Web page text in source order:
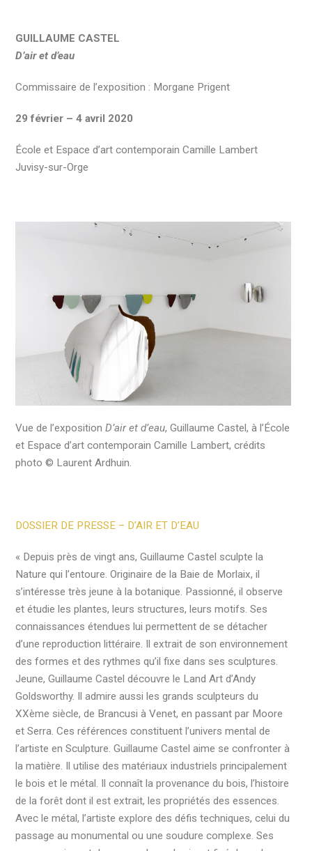
GUILLAUME CASTEL
D’air et d’eau
Commissaire de l’exposition : Morgane Prigent
29 février – 4 avril 2020
École et Espace d’art contemporain Camille Lambert
Juvisy-sur-Orge
Vue de l’exposition D’air et d’eau, Guillaume Castel, à l’École
et Espace d’art contemporain Camille Lambert, crédits
photo © Laurent Ardhuin.
DOSSIER DE PRESSE – D’AIR ET D’EAU
« Depuis près de vingt ans, Guillaume Castel sculpte la
Nature qui l’entoure. Originaire de la Baie de Morlaix, il
s’intéresse très jeune à la botanique. Passionné, il observe
et étudie les plantes, leurs structures, leurs motifs. Ses
connaissances étendues lui permettent de se détacher
d’une reproduction littéraire. Il extrait de son environnement
des formes et des rythmes qu’il fixe dans ses sculptures.
Jeune, Guillaume Castel découvre le Land Art d’Andy
Goldsworthy. Il admire aussi les grands sculpteurs du
XXème siècle, de Brancusi à Venet, en passant par Moore
et Serra. Ces références constituent l’univers mental de
l’artiste en Sculpture. Guillaume Castel aime se confronter à
la matière. Il utilise des matériaux industriels principalement
le bois et le métal. Il connaît la provenance du bois, l’histoire
de la forêt dont il est extrait, les propriétés des essences.
Avec le métal, l’artiste explore des défis techniques, celui du
passage au monumental ou une soudure complexe. Ses